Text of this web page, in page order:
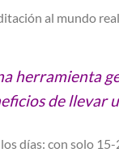
al mundo
herramienta
de llevar
días: con solo